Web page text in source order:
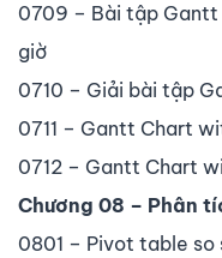
0709 – Bài tập
giờ
0710 – Giải bài tập
0711 – Gantt Chart
0712 – Gantt Chart
Chương 08 – Phân
0801 – Pivot table so